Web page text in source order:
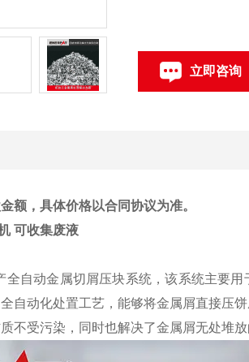
立即咨询
额，具体价格以合同协议为准。
可收集废液
全自动金属切屑压块系统，该系统主要
自动化处置工艺，能够将金属屑直接压
不受污染，同时也解决了金属屑无处堆放